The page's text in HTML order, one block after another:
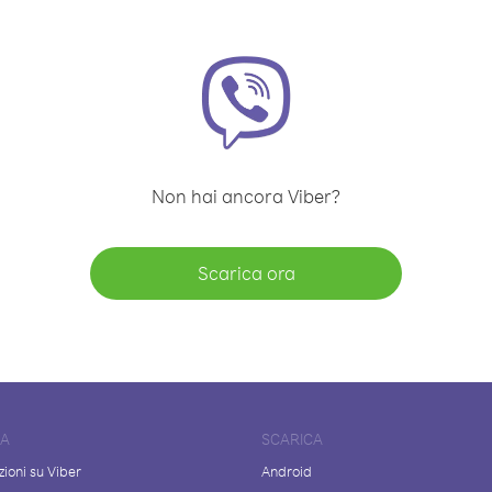
Non hai ancora Viber?
Scarica ora
su Viber
SCARICA
Android